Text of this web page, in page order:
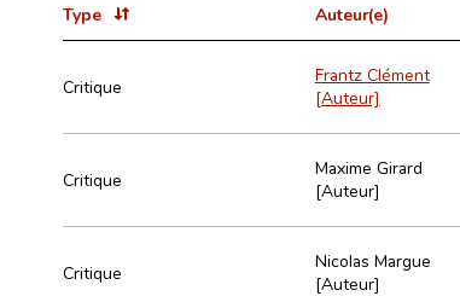
Type Auteur(e)
Critique
Frantz Clément
[Auteur]
Critique
Maxime Girard
[Auteur]
Critique
Nicolas Margue
[Auteur]